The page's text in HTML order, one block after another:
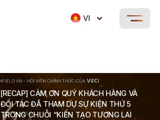
VI
[RECAP] CẢM ƠN QUÝ KHÁCH HÀNG VÀ
ĐỐI TÁC ĐÃ THAM DỰ SỰ KIỆN THỨ 5
TRONG CHUỖI “KIẾN TẠO TƯƠNG LAI